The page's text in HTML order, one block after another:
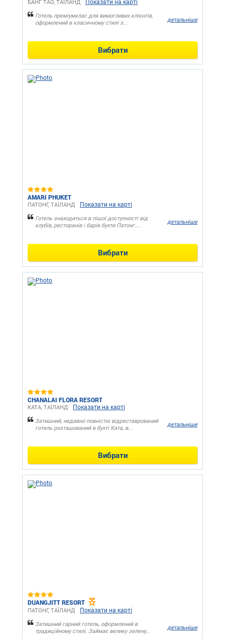
БАНГ ТАО, ТАЇЛАНД Показати на карті
Готель преміумклас для вимогливих клієнтів,
оформлений в класичному стилі з...
детальніше
Вибрати
AMARI PHUKET
ПАТОНГ, ТАЇЛАНД Показати на карті
Готель знаходиться в пішої доступності від
клубів, ресторанів і барів бухти Патонг....
детальніше
Вибрати
CHANALAI FLORA RESORT
КАТА, ТАЇЛАНД Показати на карті
Затишний, недавно повністю відреставрований
готель розташований в бухті Ката, в...
детальніше
Вибрати
DUANGJITT RESORT
ПАТОНГ, ТАЇЛАНД Показати на карті
Затишний гарний готель, оформлений в
традиційному стилі. Займає велику зелену...
детальніше